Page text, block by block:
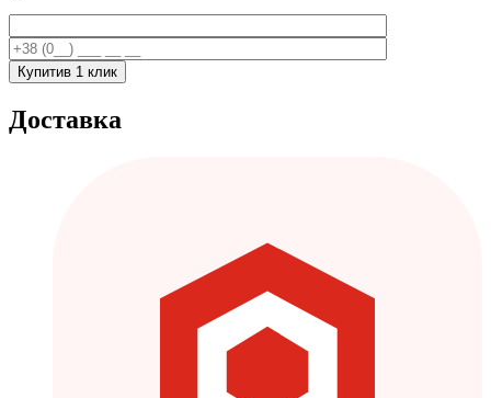
Купитив 1 клик
Доставка